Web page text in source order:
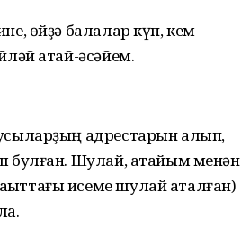
өйҙә балалар күп, кем
атай-әсәйем.
адрестарын алып,
булған. Шулай, атайым менән
исеме шулай аталған)